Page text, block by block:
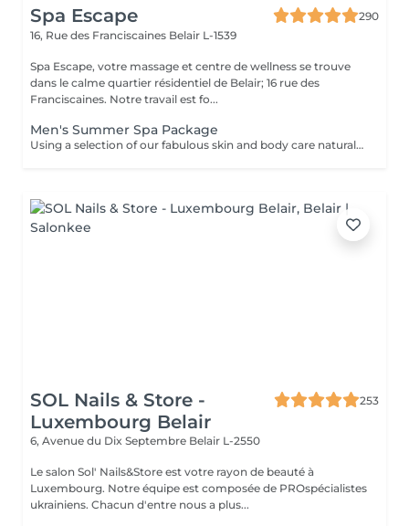
Spa Escape
290
16, Rue des Franciscaines Belair L-1539
Spa Escape, votre massage et centre de wellness se trouve
dans le calme quartier résidentiel de Belair; 16 rue des
Franciscaines. Notre travail est fo...
Men's Summer Spa Package
Using a selection of our fabulous skin and body care natural and organic products, we provide you with a Kanzu foot bath and massage while you sip on a thyme and cucumber Sparkling Water concoction (optional). Then feel the tension and stress melt away from your face, neck, shoulders and scalp as you lay back and experience an upper body massage followed by an intoxicating, hot-towel face treatment ending with a calming hair and scalp massage.
SOL Nails & Store -
Luxembourg Belair
253
6, Avenue du Dix Septembre Belair L-2550
Le salon Sol' Nails&Store est votre rayon de beauté à
Luxembourg. Notre équipe est composée de PROspécialistes
ukrainiens. Chacun d'entre nous a plus...